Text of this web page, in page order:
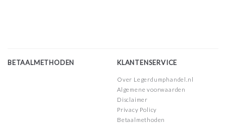
BETAALMETHODEN KLANTENSERVICE
Over Legerdumphandel.nl
Algemene voorwaarden
Disclaimer
Privacy Policy
Betaalmethoden